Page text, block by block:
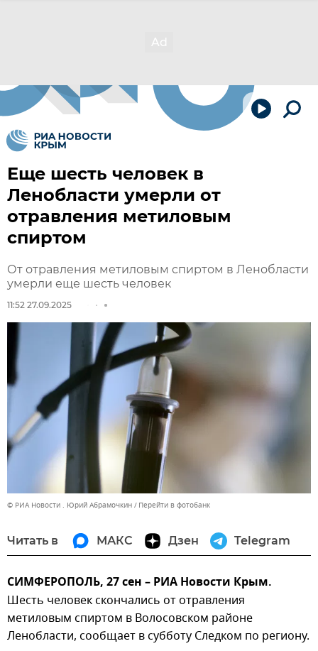
Еще шесть человек в
Ленобласти умерли от
отравления метиловым
спиртом
От отравления метиловым спиртом в Ленобласти
умерли еще шесть человек
11:52 27.09.2025
© РИА Новости . Юрий Абрамочкин Перейти в фотобанк
Читать в МАКС Дзен Telegram
СИМФЕРОПОЛЬ, 27 сен – РИА Новости Крым.
Шесть человек скончались от отравления
метиловым спиртом в Волосовском районе
Ленобласти, сообщает в субботу Следком по региону.